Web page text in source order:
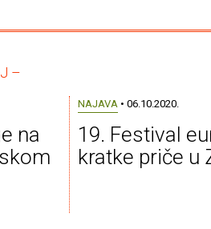
–
na
NAJAVA• 06.10.2020.
19. Festival
kratke priče u